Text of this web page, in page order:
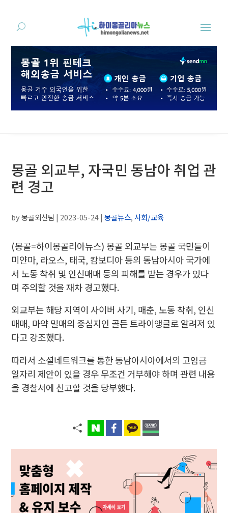
몽골 외교부, 자국민 동남아 취업 관
련 경고
by몽골외신팀 | 2023-05-24|몽골뉴스,사회/교육
(몽골=하이몽골리아뉴스) 몽골 외교부는 몽골 국민들이
미얀마, 라오스, 태국, 캄보디아 등의 동남아시아 국가에
서 노동 착취 및 인신매매 등의 피해를 받는 경우가 있다
며 주의할 것을 재차 경고했다.
외교부는 해당 지역이 사이버 사기, 매춘, 노동 착취, 인신
매매, 마약 밀매의 중심지인 골든 트라이앵글로 알려져 있
다고 강조했다.
따라서 소셜네트워크를 통한 동남아시아에서의 고임금
일자리 제안이 있을 경우 무조건 거부해야 하며 관련 내용
을 경찰서에 신고할 것을 당부했다.